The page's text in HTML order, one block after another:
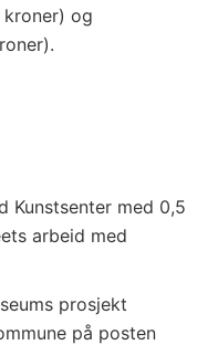
kroner) og
Kunstsenter med 0,5
arbeid med
prosjekt
på posten